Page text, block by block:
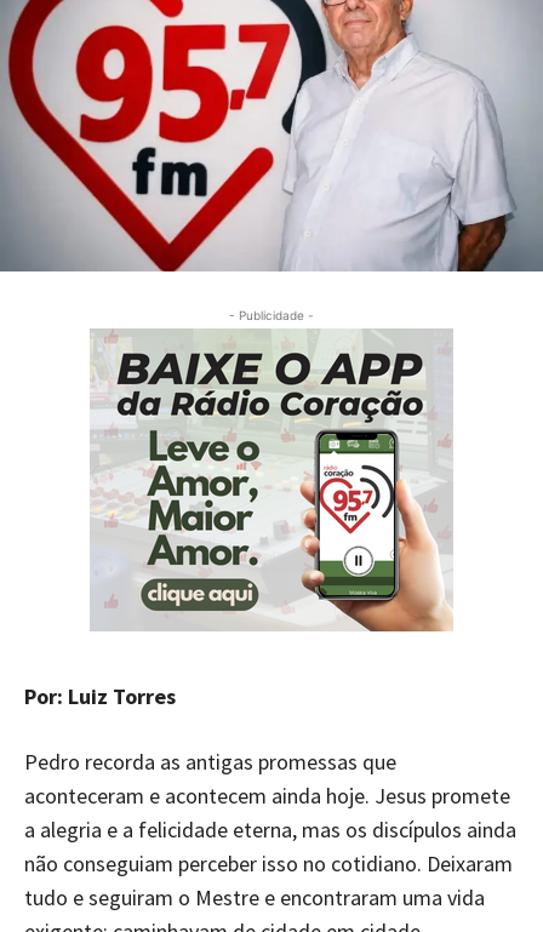
- Publicidade -
Por: Luiz Torres
Pedro recorda as antigas promessas que
aconteceram e acontecem ainda hoje. Jesus promete
a alegria e a felicidade eterna, mas os discípulos ainda
não conseguiam perceber isso no cotidiano. Deixaram
tudo e seguiram o Mestre e encontraram uma vida